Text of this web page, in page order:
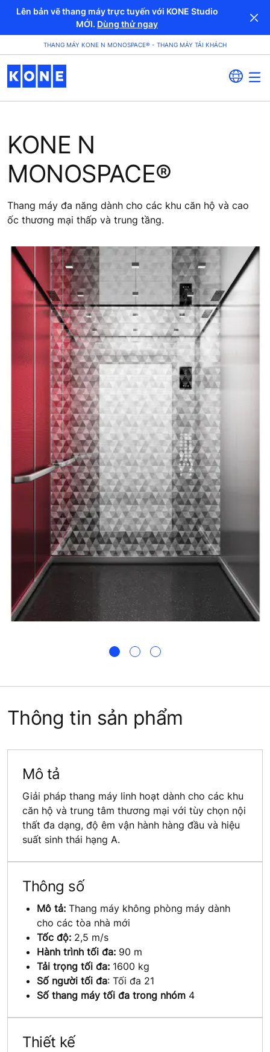
Lên bản vẽ thang máy trực tuyến với KONE Studio
MỚI. Dùng thử ngay
THANG MÁY KONE N MONOSPACE® - THANG MÁY TẢI KHÁCH
KONE N
MONOSPACE®
Thang máy đa năng dành cho các khu căn hộ và cao
ốc thương mại thấp và trung tầng.
Thông tin sản phẩm
Mô tả
Giải pháp thang máy linh hoạt dành cho các khu
căn hộ và trung tâm thương mại với tùy chọn nội
thất đa dạng, độ êm vận hành hàng đầu và hiệu
suất sinh thái hạng A.
Thông số
Mô tả: Thang máy không phòng máy dành
cho các tòa nhà mới
Tốc độ: 2,5 m/s
Hành trình tối đa: 90 m
Tải trọng tối đa: 1600 kg
Số người tối đa: Tối đa 21
Số thang máy tối đa trong nhóm 4
Thiết kế